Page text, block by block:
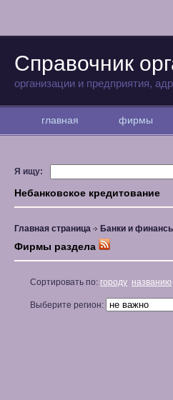
Справочник
организации и предприятия,
главная фирмы
Я ищу:
Небанковское кредитование
Главная страница Банки и
Фирмы раздела
Сортировать по: городу названию
Выберите регион: